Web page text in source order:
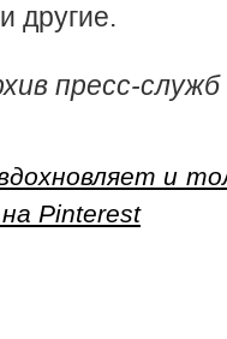
другие.
пресс-служб
и
Pinterest